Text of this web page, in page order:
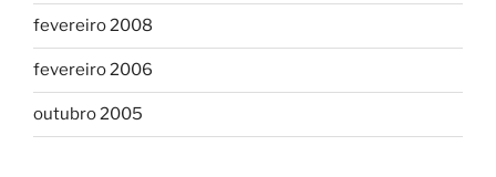
fevereiro 2008
fevereiro 2006
outubro 2005